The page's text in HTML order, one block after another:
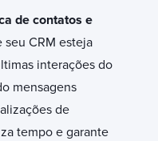
de contatos e
seu CRM esteja
interações do
mensagens
de
tempo e garante